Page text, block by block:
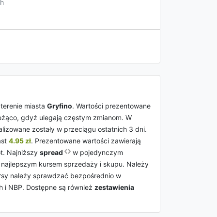
miasta Gryfino. Wartości prezentowane
gdyż ulegają częstym zmianom. W
zostały w przeciągu ostatnich 3 dni.
4.95 zł. Prezentowane wartości zawierają
Najniższy spread
w pojedynczym
kursem sprzedaży i skupu. Należy
należy sprawdzać bezpośrednio w
i NBP. Dostępne są również zestawienia